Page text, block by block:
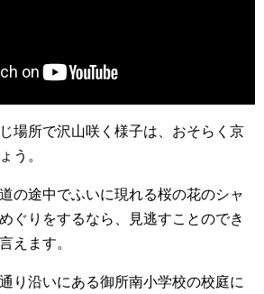
場所で沢山咲く様子は、おそらく京
う。
の途中でふいに現れる桜の花のシャ
ぐりをするなら、見逃すことのでき
えます。
り沿いにある御所南小学校の校庭に